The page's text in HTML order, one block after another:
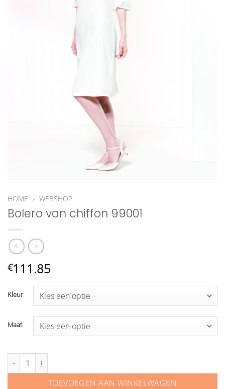
HOME » WEBSHOP
Bolero van chiffon 99001
€111.85
Kleur
Maat
Bolero van chiffon 99001 aantal
TOEVOEGEN AAN WINKELWAGEN